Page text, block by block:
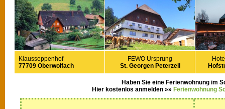
Klausseppenhof
77709 Oberwolfach
FEWO Ursprung
St. Georgen Peterzell
Haben Sie eine Ferienwohnung im
Hier kostenlos anmelden »» Ferienwohnung